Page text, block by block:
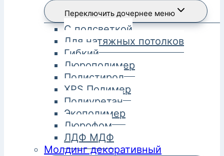
Переключить дочернее меню
С подсветкой
Для натяжных потолков
Гибкий
Дюрополимер
Полистирол
XPS Полимер
Полиуретан
Экополимер
Дюрофом
ЛДФ МДФ
Молдинг декоративный